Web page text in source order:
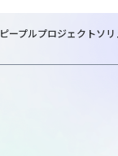
ピープルプロジェクトソ